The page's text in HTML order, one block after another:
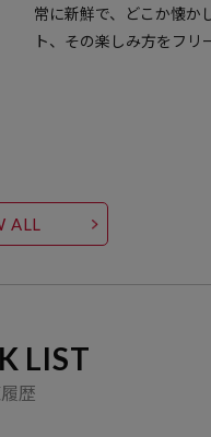
常に新鮮で、どこか懐か
ト、その楽しみ方をフリ
ALL
LIST
歴